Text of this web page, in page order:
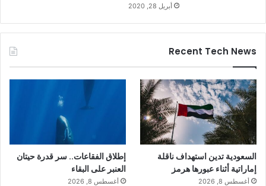
أبريل 28, 2020
Recent Tech News
السعودية تدين استهداف ناقلة
إماراتية أثناء عبورها هرمز
أغسطس 8, 2026
إطلاق الفقاعات.. سر قدرة حيتان
العنبر على البقاء
أغسطس 8, 2026